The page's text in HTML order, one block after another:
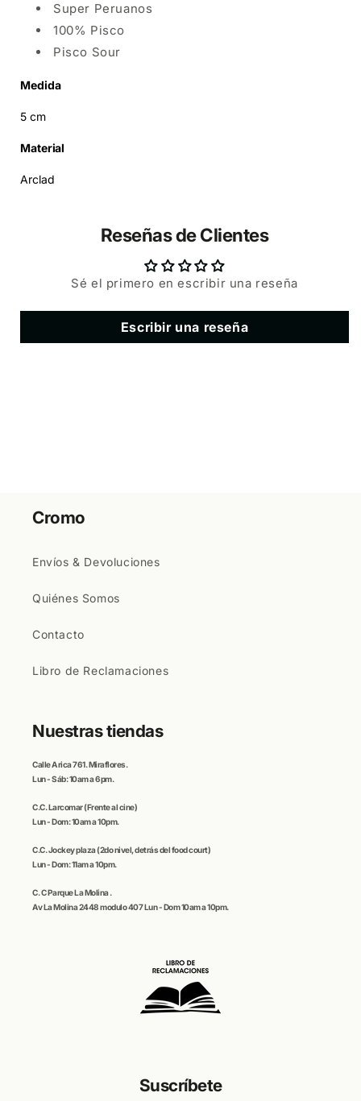
Super Peruanos
100% Pisco
Pisco Sour
Medida
5 cm
Material
Arclad
Reseñas de Clientes
Sé el primero en escribir una reseña
Escribir una reseña
Cromo
Envíos & Devoluciones
Quiénes Somos
Contacto
Libro de Reclamaciones
Nuestras tiendas
CalleArica761. Miraflores.
Lun - Sáb: 10am a 6pm.
C.C. Larcomar(Frente al cine)
Lun - Dom: 10am a 10pm.
C.C.Jockey plaza (2do nivel, detrás del food court)
Lun - Dom: 11am a 10pm.
C. CParque La Molina.
Av La Molina 2448 modulo 407 Lun - Dom 10am a 10pm.
Suscríbete